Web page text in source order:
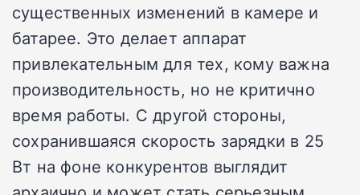
существенных изменений в камере и
батарее. Это делает аппарат
привлекательным для тех, кому важна
производительность, но не критично
время работы. С другой стороны,
сохранившаяся скорость зарядки в 25
Вт на фоне конкурентов выглядит